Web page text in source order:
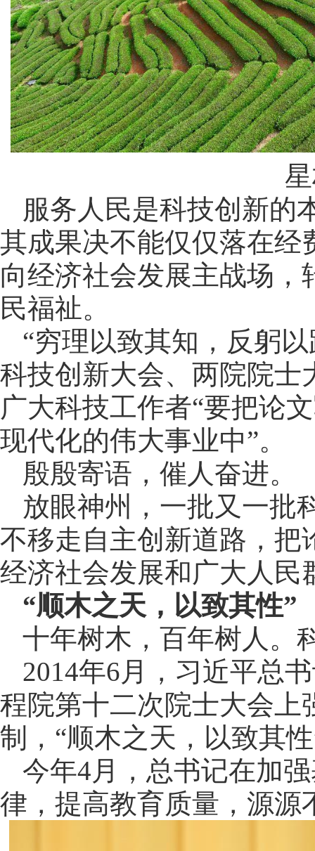
服务人民是科技创新的
其成果决不能仅仅落在经
向经济社会发展主战场
民福祉。
“穷理以致其知，反躬
科技创新大会、两院院士
广大科技工作者“要把论
现代化的伟大事业中”。
殷殷寄语，催人奋进。
放眼神州，一批又一批
不移走自主创新道路，把
经济社会发展和广大人民
“顺木之天，以致其性”
十年树木，百年树人。
2014年6月，习近平总
程院第十二次院士大会上
制，“顺木之天，以致其
今年4月，总书记在加
律，提高教育质量，源源